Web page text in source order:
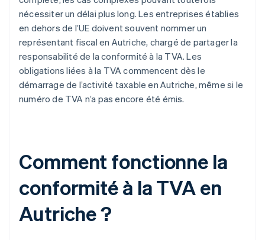
nécessiter un délai plus long. Les entreprises établies
en dehors de l’UE doivent souvent nommer un
représentant fiscal en Autriche, chargé de partager la
responsabilité de la conformité à la TVA. Les
obligations liées à la TVA commencent dès le
démarrage de l’activité taxable en Autriche, même si le
numéro de TVA n’a pas encore été émis.
Comment fonctionne la
conformité à la TVA en
Autriche ?